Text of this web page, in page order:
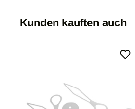
Kunden kauften auch